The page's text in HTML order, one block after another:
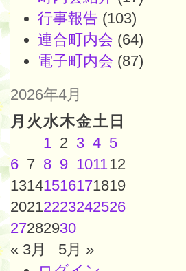
行事報告 (103)
連合町内会 (64)
電子町内会 (87)
2026年4月
月 火水木金土 日
1 2 3 4 5
6 7 8 9 101112
13141516171819
20212223242526
27282930
« 3月
5月 »